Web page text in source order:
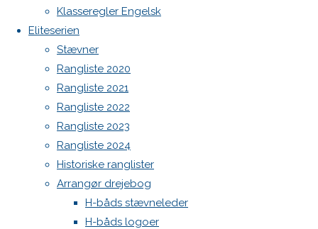
Klasseregler Engelsk
Eliteserien
Stævner
Rangliste 2020
Rangliste 2021
Rangliste 2022
Rangliste 2023
Rangliste 2024
Historiske ranglister
Arrangør drejebog
H-båds stævneleder
H-båds logoer
WordPress.org